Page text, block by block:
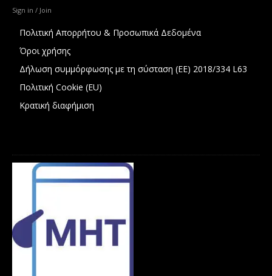
Sign in / Join
Πολιτική Απορρήτου & Προσωπικά Δεδομένα
Όροι χρήσης
Δήλωση συμμόρφωσης με τη σύσταση (ΕΕ) 2018/334 L63
Πολιτική Cookie (EU)
Κρατική διαφήμιση